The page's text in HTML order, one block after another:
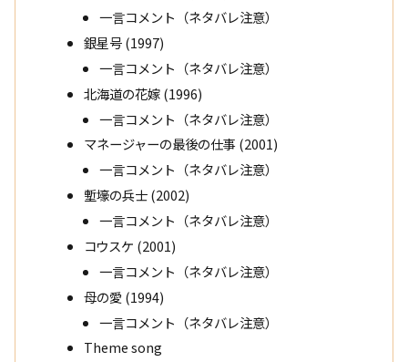
一言コメント（ネタバレ注意）
銀星号 (1997)
一言コメント（ネタバレ注意）
北海道の花嫁 (1996)
一言コメント（ネタバレ注意）
マネージャーの最後の仕事 (2001)
一言コメント（ネタバレ注意）
塹壕の兵士 (2002)
一言コメント（ネタバレ注意）
コウスケ (2001)
一言コメント（ネタバレ注意）
母の愛 (1994)
一言コメント（ネタバレ注意）
Theme song